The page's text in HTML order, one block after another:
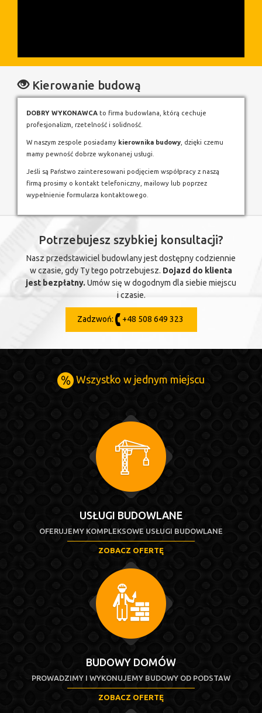
Kierowanie budową
DOBRY WYKONAWCA to firma budowlana, którą cechuje
profesjonalizm, rzetelność i solidność.
W naszym zespole posiadamy kierownika budowy , dzięki czemu
mamy pewność dobrze wykonanej usługi.
Jeśli są Państwo zainteresowani podjęciem współpracy z naszą
firmą prosimy o kontakt telefoniczny, mailowy lub poprzez
wypełnienie formularza kontaktowego.
Potrzebujesz szybkiej konsultacji?
Nasz przedstawiciel budowlany jest dostępny codziennie
w czasie, gdy Ty tego potrzebujesz. Dojazd do klienta
jest bezpłatny. Umów się w dogodnym dla siebie miejscu
i czasie.
Zadzwoń: +48 508 649 323
Wszystko w jednym miejscu
USŁUGI BUDOWLANE
OFERUJEMY KOMPLEKSOWE USŁUGI BUDOWLANE
ZOBACZ OFERTĘ
BUDOWY DOMÓW
PROWADZIMY I WYKONUJEMY BUDOWY OD PODSTAW
ZOBACZ OFERTĘ